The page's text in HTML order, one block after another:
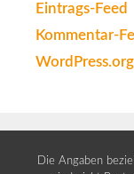
Eintrags-Feed
Kommentar-
WordPress.org
Die Angaben